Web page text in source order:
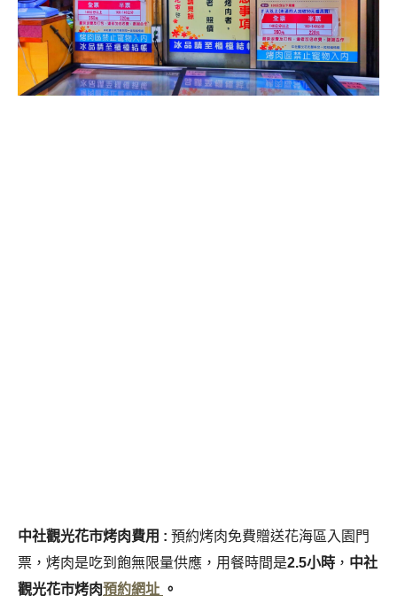
中社觀光花市烤肉費用 : 預約烤肉免費贈送花海區入園門
票，烤肉是吃到飽無限量供應，用餐時間是2.5小時 ， 中社
觀光花市烤肉預約網址 。